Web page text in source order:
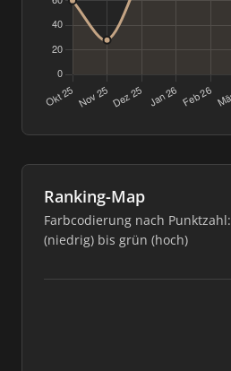
Ranking-Map
Farbcodierung nach Punktzahl:
(niedrig) bis grün (hoch)